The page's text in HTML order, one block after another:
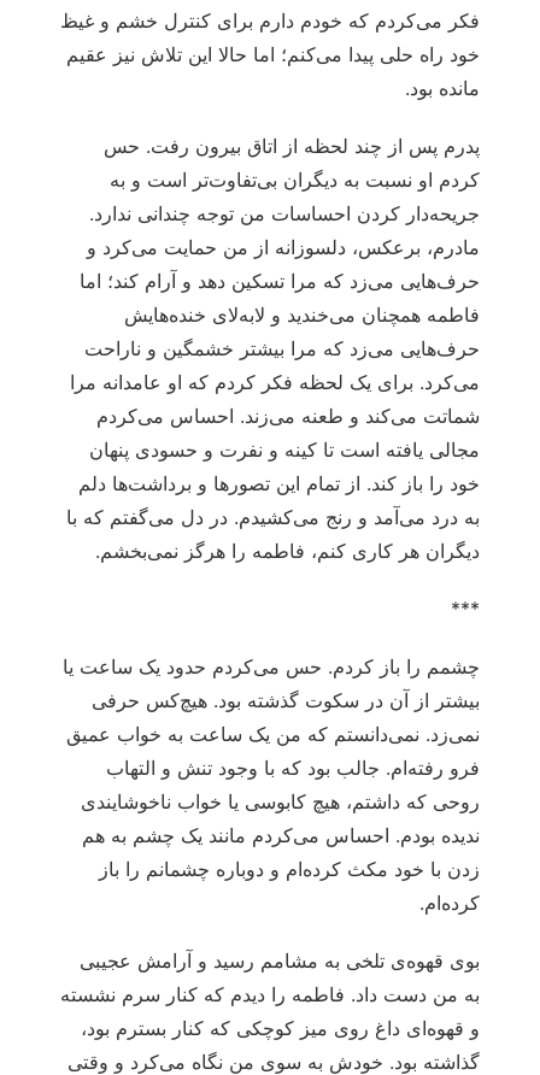
فکر می‌کردم که خودم دارم برای کنترل خشم و غیظ
خود راه حلی پیدا می‌کنم؛ اما حالا این تلاش نیز عقیم
مانده بود.
پدرم پس از چند لحظه از اتاق بیرون رفت. حس
کردم او نسبت به دیگران بی‌تفاوت‌تر است و به
جریحه‌دار کردن احساسات من توجه چندانی ندارد.
مادرم، برعکس، دلسوزانه از من حمایت می‌کرد و
حرف‌هایی می‌زد که مرا تسکین دهد و آرام کند؛ اما
فاطمه همچنان می‌خندید و لابه‌لای خنده‌هایش
حرف‌هایی می‌زد که مرا بیشتر خشمگین و ناراحت
می‌کرد. برای یک لحظه فکر کردم که او عامدانه مرا
شماتت می‌کند و طعنه می‌زند. احساس می‌کردم
مجالی یافته است تا کینه و نفرت و حسودی پنهان
خود را باز کند. از تمام این تصورها و برداشت‌ها دلم
به درد می‌آمد و رنج می‌کشیدم. در دل می‌گفتم که با
دیگران هر کاری کنم، فاطمه را هرگز نمی‌بخشم.
***
چشمم را باز کردم. حس می‌کردم حدود یک ساعت یا
بیشتر از آن در سکوت گذشته بود. هیچ‌کس حرفی
نمی‌زد. نمی‌دانستم که من یک ساعت به خواب عمیق
فرو رفته‌ام. جالب بود که با وجود تنش و التهاب
روحی که داشتم، هیچ کابوسی یا خواب ناخوشایندی
ندیده بودم. احساس می‌کردم مانند یک چشم به هم
زدن با خود مکث کرده‌ام و دوباره چشمانم را باز
کرده‌ام.
بوی قهوه‌ی تلخی به مشامم رسید و آرامش عجیبی
به من دست داد. فاطمه را دیدم که کنار سرم نشسته
و قهوه‌ای داغ روی میز کوچکی که کنار بسترم بود،
گذاشته بود. خودش به سوی من نگاه می‌کرد و وقتی